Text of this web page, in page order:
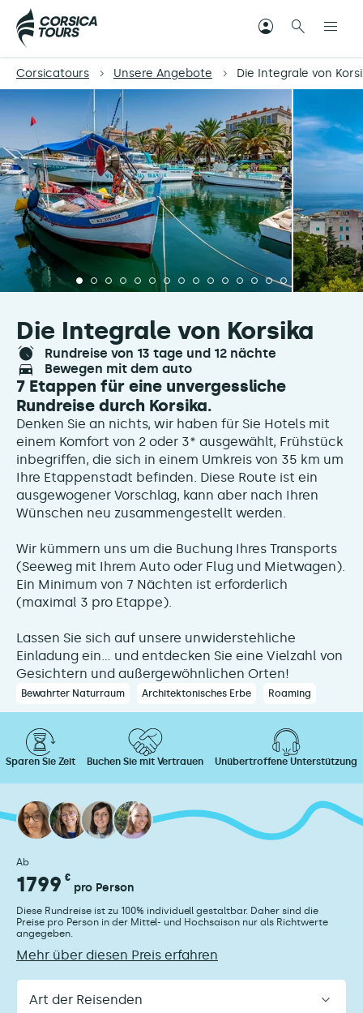
Corsicatours Unsere Angebote Die Integrale von
Die Integrale von Korsika
rundreise von 13 tage und 12 nächte
bewegen mit dem auto
7 Etappen für eine unvergessliche
Rundreise durch Korsika.
Denken Sie an nichts, wir haben für Sie Hotels mit
einem Komfort von 2 oder 3* ausgewählt, Frühstück
inbegriffen, die sich in einem Umkreis von 35 km um
Ihre Etappenstadt befinden. Diese Route ist ein
ausgewogener Vorschlag, kann aber nach Ihren
Wünschen neu zusammengestellt werden.
Wir kümmern uns um die Buchung Ihres Transports
(Seeweg mit Ihrem Auto oder Flug und Mietwagen).
Ein Minimum von 7 Nächten ist erforderlich
(maximal 3 pro Etappe).
Lassen Sie sich auf unsere unwiderstehliche
Einladung ein... und entdecken Sie eine Vielzahl von
Gesichtern und außergewöhnlichen Orten!
Bewahrter Naturraum Architektonisches Erbe Roaming
Sparen Sie Zeit Buchen Sie mit Vertrauen Unübertroffene Unterstützung
Ab
1799 €
pro Person
Diese Rundreise ist zu 100% individuell gestaltbar. Daher sind die
Preise pro Person in der Mittel- und Hochsaison nur als Richtwerte
angegeben.
Mehr über diesen Preis erfahren
Art
der